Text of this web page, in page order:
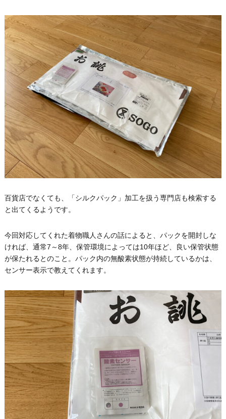
百貨店でなくても、「シルクパック」加工を扱う専門店も検索する
と出てくるようです。
今回対応してくれた着物職人さんの話によると、パックを開封しな
ければ、通常7～8年、保管環境によっては10年ほど、良い保管状態
が保たれるとのこと。パック内の無酸素状態が持続しているかは、
センサー表示で教えてくれます。